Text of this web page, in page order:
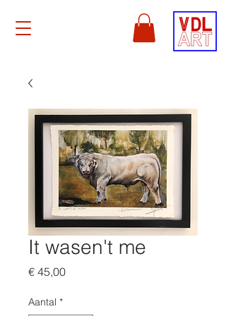
It wasen't me
€ 45,00Prijs
Aantal *